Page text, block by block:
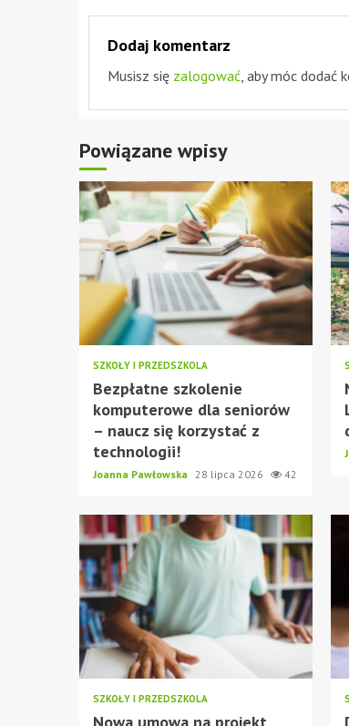
Dodaj komentarz
Musisz się zalogować , aby móc dodać
Powiązane wpisy
SZKOŁY I PRZEDSZKOLA
Bezpłatne szkolenie
komputerowe dla seniorów
– naucz się korzystać z
technologii!
Joanna Pawłowska 28 lipca 2026 42
SZKOŁY I PRZEDSZKOLA
Nowa umowa na projekt